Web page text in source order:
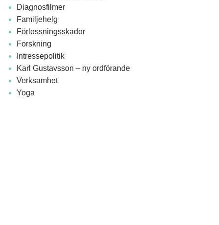
Diagnosfilmer
Familjehelg
Förlossningsskador
Forskning
Intressepolitik
Karl Gustavsson – ny ordförande
Verksamhet
Yoga